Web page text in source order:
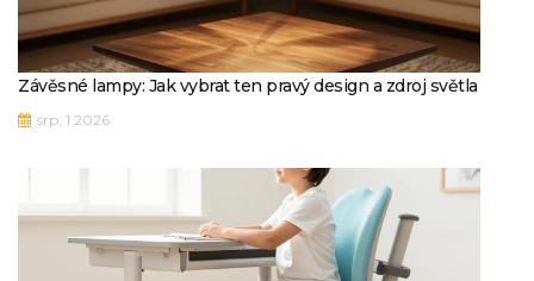
Závěsné lampy: Jak vybrat ten pravý design a zdroj světla
srp, 1 2026